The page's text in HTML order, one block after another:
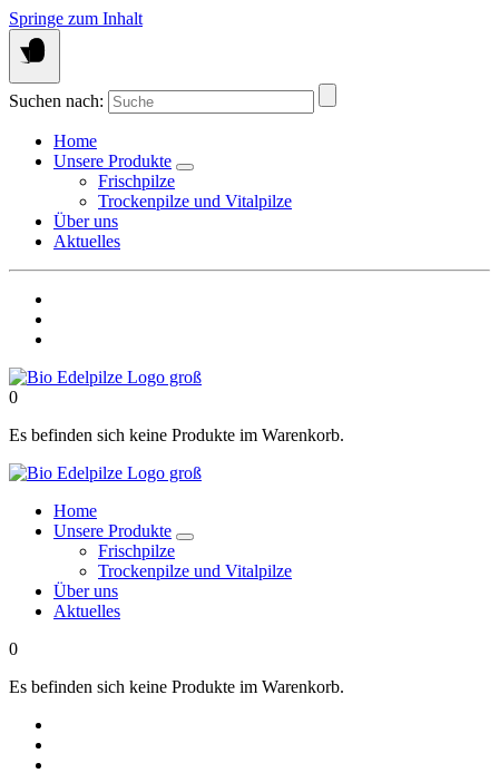
Springe zum Inhalt
Suchen nach:
Home
Unsere Produkte
Frischpilze
Trockenpilze und Vitalpilze
Über uns
Aktuelles
0
Es befinden sich keine Produkte im Warenkorb.
Home
Unsere Produkte
Frischpilze
Trockenpilze und Vitalpilze
Über uns
Aktuelles
0
Es befinden sich keine Produkte im Warenkorb.